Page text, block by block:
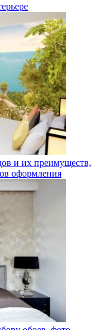
и их преимуществ,
оформления